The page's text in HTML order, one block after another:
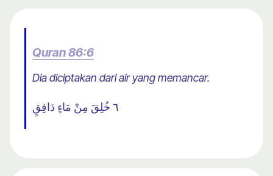
Quran 86:6
Dia diciptakan dari air yang memancar.
٦ خُلِقَ مِنْ مَاءٍ دَافِقٍ